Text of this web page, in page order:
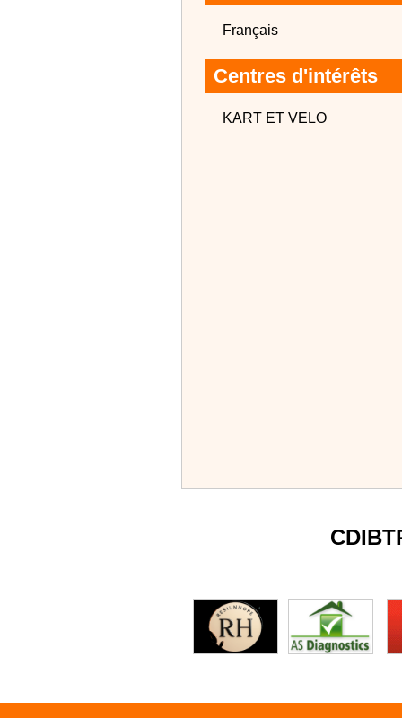
Français
Centres d'intérêts
KART ET VELO